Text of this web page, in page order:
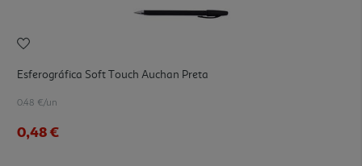
Esferográfica Soft Touch Auchan Preta
0.48 €/un
0,48 €